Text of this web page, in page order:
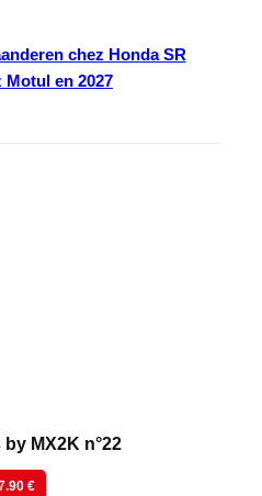
chez Honda SR
en 2027
MX2K n°22
€